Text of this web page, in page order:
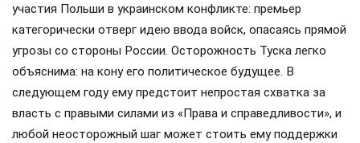
участия Польши в украинском конфликте: премьер
категорически отверг идею ввода войск, опасаясь прямой
угрозы со стороны России. Осторожность Туска легко
объяснима: на кону его политическое будущее. В
следующем году ему предстоит непростая схватка за
власть с правыми силами из «Права и справедливости», и
любой неосторожный шаг может стоить ему поддержки